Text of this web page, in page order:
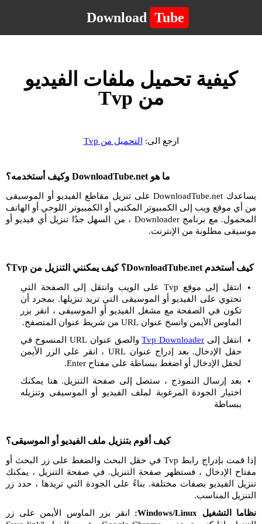
Download Tube
كيفية تحميل ملفات الفيديو
من Tvp
ارجع الى: التحميل من Tvp
ما هو DownloadTube.net وكيف أستخدمه؟
يساعدك DownloadTube.net على تنزيل مقاطع الفيديو أو الموسيقى
من أي موقع ويب إلى الكمبيوتر المكتبي أو الكمبيوتر اللوحي أو الهاتف
المحمول. مع برنامج Downloader ، من السهل جدًا تنزيل أي فيديو أو
موسيقى مطلوبة من الإنترنت.
كيف أستخدم DownloadTube.net؟ كيف يمكنني التنزيل من Tvp؟
انتقل إلى موقع Tvp على الويب وانتقل إلى الصفحة التي
تحتوي على الفيديو أو الموسيقى التي تريد تنزيلها. بمجرد أن
تكون في الصفحة مع مشغل الفيديو أو الموسيقى ، انقر بزر
الماوس الأيمن وانسخ عنوان URL من شريط عنوان المتصفح.
انتقل إلى Tvp Downloader
والصق عنوان URL المنسوخ في
حقل الإدخال. بعد إدراج عنوان URL ، انقر على الزر الأيمن
لحقل الإدخال أو اضغط ببساطة على مفتاح Enter.
بعد إرسال النموذج ، ستصل إلى صفحة التنزيل. هنا يمكنك
اختيار الجودة المرغوبة لملف الفيديو أو الموسيقى وتنزيله
ببساطة
كيف أقوم بتنزيل ملف الفيديو أو الموسيقى؟
إذا قمت بإدراج رابط Tvp في حقل البحث والضغط على زر البحث أو
مفتاح الإدخال ، فستظهر صفحة التنزيل. في صفحة التنزيل ، يمكنك
تنزيل الفيديو بصفات مختلفة. بناءً على الجودة التي تريدها ، حدد زر
التنزيل المناسب.
نظاما التشغيل Windows/Linux:
انقر بزر الماوس الأيمن على زر